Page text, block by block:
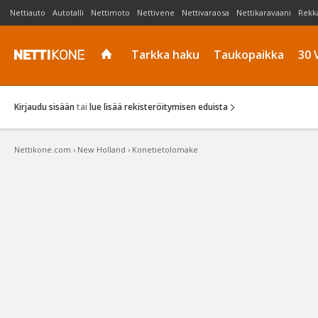
Nettiauto Autotalli Nettimoto Nettivene Nettivaraosa Nettikaravaani
Tarkka haku Taukopaikka 30
Kirjaudu sisään tai lue lisää rekisteröitymisen eduista
Nettikone.com › New Holland › Konetietolomake